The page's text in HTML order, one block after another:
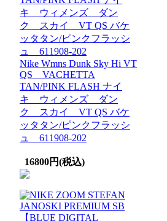
Nike Wmns Dunk Sky Hi VT
QS VACHETTA
TAN/PINK FLASH ナイ
キ ウィメンズ ダン
ク スカイ VT QS バケ
ッタタン/ピンクフラッシ
ュ 611908-202
16800円(税込)